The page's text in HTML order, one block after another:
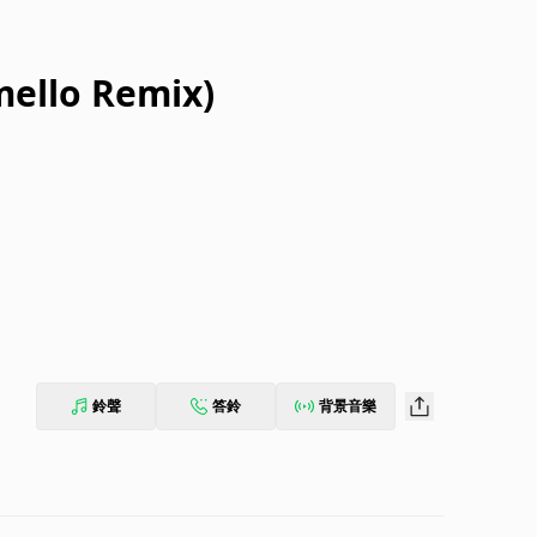
Remix)
鈴聲 答鈴 背景音樂